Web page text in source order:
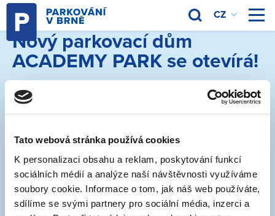
Tato webová stránka používá cookies
K personalizaci obsahu a reklam, poskytování funkcí
sociálních médií a analýze naší návštěvnosti využíváme
soubory cookie. Informace o tom, jak náš web používáte,
sdílíme se svými partnery pro sociální média, inzerci a
Nový parkovací dům
ACADEMY PARK se otevírá!
15. 7. 2025
Parkovací dům ACADEMY PARK (Veveří 100) i okolní
otevírají pro veřejnost.
Krátkodobé parkování pro návštěvníky v
parkovacím domě: